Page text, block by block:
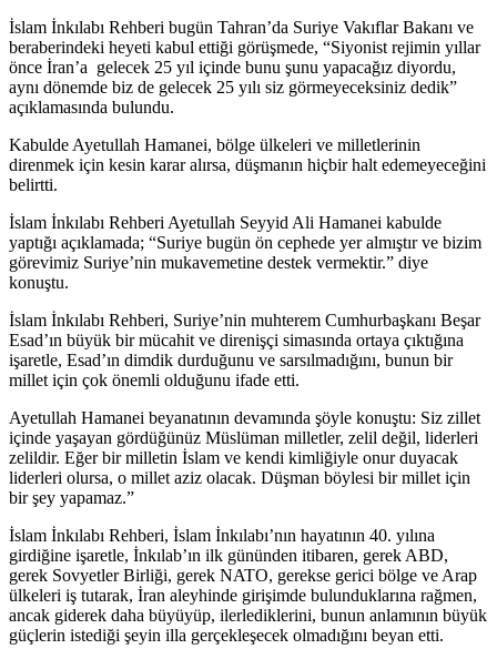
İslam İnkılabı Rehberi bugün Tahran’da Suriye Vakıflar Bakanı ve
beraberindeki heyeti kabul ettiği görüşmede, “Siyonist rejimin yıllar
önce İran’a gelecek 25 yıl içinde bunu şunu yapacağız diyordu,
aynı dönemde biz de gelecek 25 yılı siz görmeyeceksiniz dedik”
açıklamasında bulundu.
Kabulde Ayetullah Hamanei, bölge ülkeleri ve milletlerinin
direnmek için kesin karar alırsa, düşmanın hiçbir halt edemeyeceğini
belirtti.
İslam İnkılabı Rehberi Ayetullah Seyyid Ali Hamanei kabulde
yaptığı açıklamada; “Suriye bugün ön cephede yer almıştır ve bizim
görevimiz Suriye’nin mukavemetine destek vermektir.” diye
konuştu.
İslam İnkılabı Rehberi, Suriye’nin muhterem Cumhurbaşkanı Beşar
Esad’ın büyük bir mücahit ve direnişçi simasında ortaya çıktığına
işaretle, Esad’ın dimdik durduğunu ve sarsılmadığını, bunun bir
millet için çok önemli olduğunu ifade etti.
Ayetullah Hamanei beyanatının devamında şöyle konuştu: Siz zillet
içinde yaşayan gördüğünüz Müslüman milletler, zelil değil, liderleri
zelildir. Eğer bir milletin İslam ve kendi kimliğiyle onur duyacak
liderleri olursa, o millet aziz olacak. Düşman böylesi bir millet için
bir şey yapamaz.”
İslam İnkılabı Rehberi, İslam İnkılabı’nın hayatının 40. yılına
girdiğine işaretle, İnkılab’ın ilk gününden itibaren, gerek ABD,
gerek Sovyetler Birliği, gerek NATO, gerekse gerici bölge ve Arap
ülkeleri iş tutarak, İran aleyhinde girişimde bulunduklarına rağmen,
ancak giderek daha büyüyüp, ilerlediklerini, bunun anlamının büyük
güçlerin istediği şeyin illa gerçekleşecek olmadığını beyan etti.